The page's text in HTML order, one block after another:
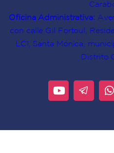
Oficina Administrativa:
con calle Gil Fortoul,
LC1, Santa Mónica,
Distrito